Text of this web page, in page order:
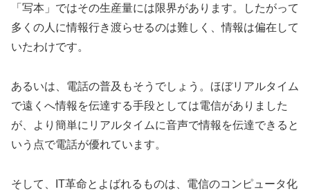
「写本」ではその生産量には限界があります。したがって
多くの人に情報行き渡らせるのは難しく、情報は偏在して
いたわけです。
あるいは、電話の普及もそうでしょう。ほぼリアルタイム
で遠くへ情報を伝達する手段としては電信がありました
が、より簡単にリアルタイムに音声で情報を伝達できると
いう点で電話が優れています。
そして、IT革命とよばれるものは、電信のコンピュータ化